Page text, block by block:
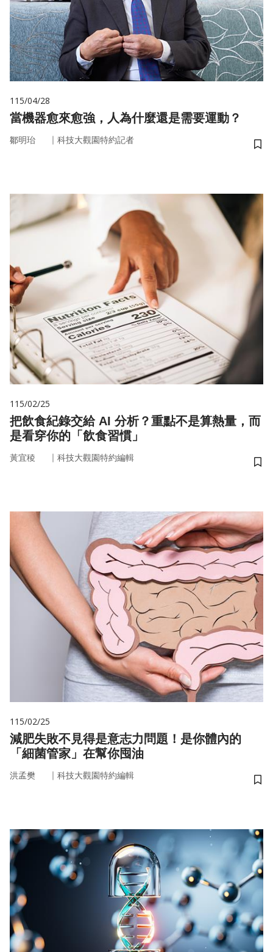
115/04/28
當機器愈來愈強，人為什麼還是需要運動？
鄒明珆 ｜ 科技大觀園特約記者
儲
115/02/25
把飲食紀錄交給 AI 分析？重點不是算熱量，而
是看穿你的「飲食習慣」
黃宜稜 ｜ 科技大觀園特約編輯
儲
115/02/25
減肥失敗不見得是意志力問題！是你體內的
「細菌管家」在幫你囤油
洪孟樊 ｜ 科技大觀園特約編輯
儲